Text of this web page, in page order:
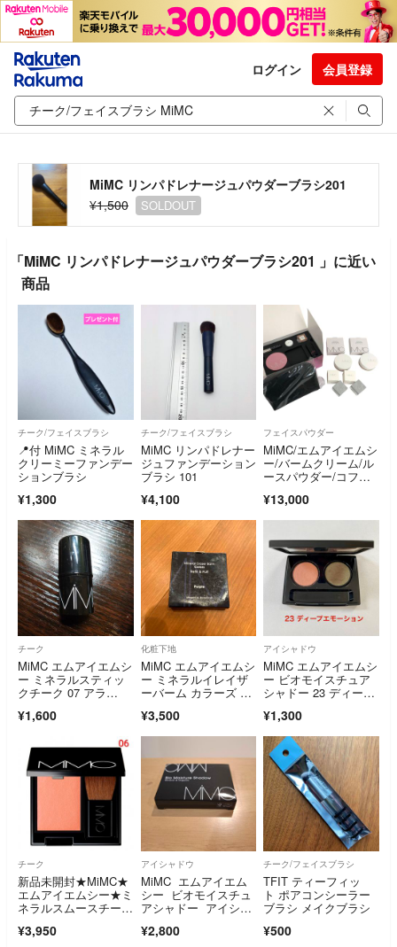
ログイン 会員登録
MiMC リンパドレナージュパウダーブラシ201
¥1,500
SOLDOUT
「MiMC リンパドレナージュパウダーブラシ201 」に近い
商品
チーク/フェイスブラシ
📍付 MiMC ミネラル
クリーミーファンデー
ションブラシ
¥1,300
チーク/フェイスブラシ
MiMC リンパドレナー
ジュファンデーション
ブラシ 101
¥4,100
フェイスパウダー
MiMC/エムアイエムシ
ー/バームクリーム/ル
ースパウダー/コフレB
0703
¥13,000
チーク
MiMC エムアイエムシ
ー ミネラルスティッ
クチーク 07 アラ…
¥1,600
化粧下地
MiMC エムアイエムシ
ー ミネラルイレイザ
ーバーム カラーズ 0
¥3,500
アイシャドウ
MiMC エムアイエムシ
ー ビオモイスチュア
シャドー 23 ディープ
¥1,300
チーク
新品未開封★MiMC★
エムアイエムシー★ミ
ネラルスムースチーク
¥3,950
アイシャドウ
MiMC エムアイエム
シー ビオモイスチュ
アシャドー アイシャ
¥2,800
チーク/フェイスブラシ
TFIT ティーフィッ
ト ポアコンシーラー
ブラシ メイクブラシ
¥500